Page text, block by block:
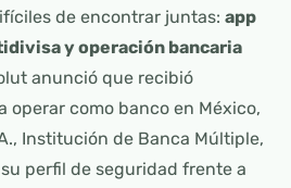
de encontrar juntas: app
y operación bancaria
anunció que recibió
operar como banco en México,
Institución de Banca Múltiple,
perfil de seguridad frente a